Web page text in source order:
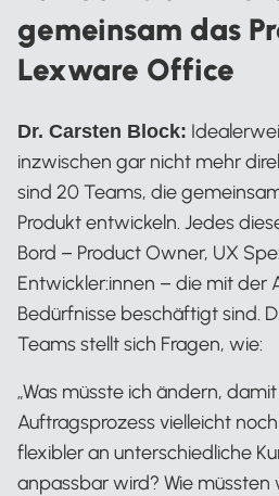
gemeinsam das
Lexware Office
Dr. Carsten Block:
inzwischen gar nicht mehr
sind 20 Teams, die
Produkt entwickeln. Jedes
Bord – Product Owner, UX
Entwickler:innen – die mit der
Bedürfnisse beschäftigt sind.
Teams stellt sich Fragen, wie:
„Was müsste ich ändern, damit
Auftragsprozess vielleicht
flexibler an unterschiedliche
anpassbar wird? Wie müssten